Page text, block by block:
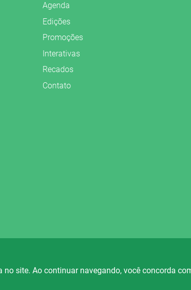
Agenda
Edições
Promoções
Interativas
Recados
Contato
Rádio Ametista Rádio
site. Ao continuar navegando, você concorda